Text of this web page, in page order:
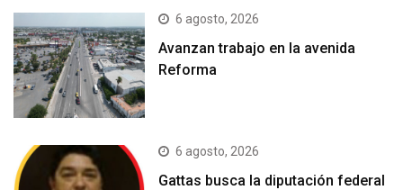
6 agosto, 2026
Avanzan trabajo en la avenida
Reforma
6 agosto, 2026
Gattas busca la diputación federal